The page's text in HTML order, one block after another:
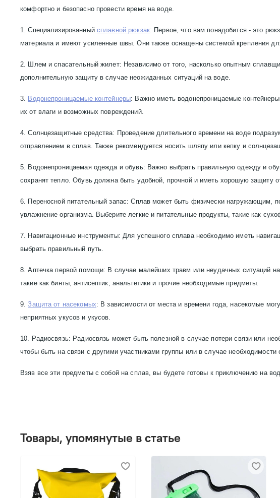
комфортно и безопасно провести время на воде.
1. Специализированный сплавной рюкзак: Первое, что вам понадобится - это
материала и имеют усиленные швы. Они также оснащены системой крепления
2. Шлем и спасательный жилет: Независимо от того, насколько опытным
дополнительную защиту в случае неожиданных ситуаций на воде.
3. Водонепроницаемые контейнеры: Важно иметь водонепроницаемые
их от влаги и возможных повреждений.
4. Солнцезащитные средства: Проведение длительного времени на воде
отправлением в сплав. Также рекомендуется носить шляпу или кепку и
5. Водонепроницаемая одежда и обувь: Важно выбрать правильную одежду и
сохранят тепло. Обувь должна быть удобной, прочной и иметь хорошую защиту
6. Переносной питательный запас: Сплав может быть физически нагружающим,
увлажнение организма. Выберите легкие и питательные продукты, такие как
7. Навигационные инструменты: Для успешного сплава необходимо иметь
выбрать правильный путь.
8. Аптечка первой помощи: В случае малейших травм или неудачных ситуаций
такие как бинты, антисептик, анальгетики и прочие необходимые предметы.
9.Защита от насекомых: В зависимости от места и времени года, насекомые
неприятных укусов и укусов.
10. Радиосвязь: Радиосвязь может быть полезной в случае потери связи или
чтобы быть на связи с другими участниками группы или в случае
Взяв все эти предметы с собой на сплав, вы будете готовы к приключению на
Товары, упомянутые в статье